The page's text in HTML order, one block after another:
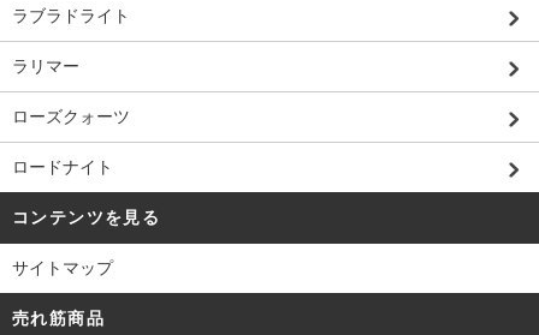
ラブラドライト
ラリマー
ローズクォーツ
ロードナイト
コンテンツを見る
サイトマップ
売れ筋商品